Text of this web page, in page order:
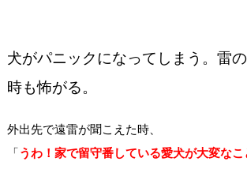
犬がパニックになってしまう。雷
時も怖がる。
外出先で遠雷が聞こえた時、
「うわ！家で留守番している愛犬が大変な